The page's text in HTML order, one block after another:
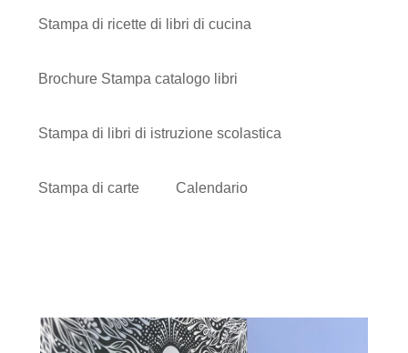
Stampa di ricette di libri di cucina
Brochure Stampa catalogo libri
Stampa di libri di istruzione scolastica
Stampa di carte Calendario